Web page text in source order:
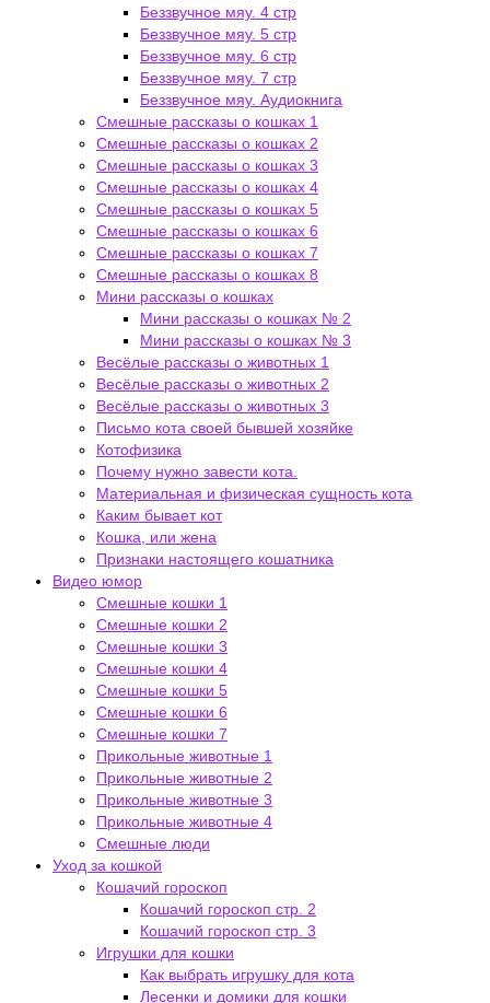
Беззвучное мяу. 4 стр
Беззвучное мяу. 5 стр
Беззвучное мяу. 6 стр
Беззвучное мяу. 7 стр
Беззвучное мяу. Аудиокнига
Смешные рассказы о кошках 1
Смешные рассказы о кошках 2
Смешные рассказы о кошках 3
Смешные рассказы о кошках 4
Смешные рассказы о кошках 5
Смешные рассказы о кошках 6
Смешные рассказы о кошках 7
Смешные рассказы о кошках 8
Мини рассказы о кошках
Мини рассказы о кошках № 2
Мини рассказы о кошках № 3
Весёлые рассказы о животных 1
Весёлые рассказы о животных 2
Весёлые рассказы о животных 3
Письмо кота своей бывшей хозяйке
Котофизика
Почему нужно завести кота.
Материальная и физическая сущность кота
Каким бывает кот
Кошка, или жена
Признаки настоящего кошатника
Видео юмор
Смешные кошки 1
Смешные кошки 2
Смешные кошки 3
Смешные кошки 4
Смешные кошки 5
Смешные кошки 6
Смешные кошки 7
Прикольные животные 1
Прикольные животные 2
Прикольные животные 3
Прикольные животные 4
Смешные люди
Уход за кошкой
Кошачий гороскоп
Кошачий гороскоп стр. 2
Кошачий гороскоп стр. 3
Игрушки для кошки
Как выбрать игрушку для кота
Лесенки и домики для кошки